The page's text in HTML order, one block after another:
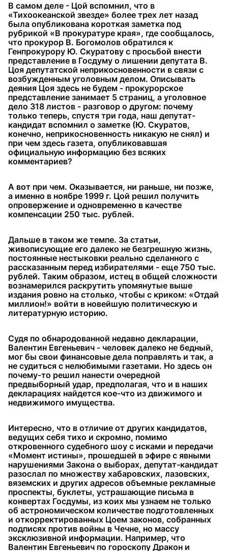
В самом деле - Цой вспомнил, что в
«Тихоокеанской звезде» более трех лет назад
была опубликована короткая заметка под
рубрикой «В прокуратуре края», где сообщалось,
что прокурор В. Богомолов обратился к
Генпрокурору Ю. Скуратову с просьбой внести
представление в Госдуму о лишении депутата В.
Цоя депутатской неприкосновенности в связи с
возбужденным уголовным делом. Описывать
деяния Цоя здесь не будем - прокурорское
представление занимает 5 страниц, а уголовное
дело 318 листов - разговор о другом: почему
только теперь, спустя три года, наш депутат-
кандидат вспомнил о заметке (Ю. Скуратов,
конечно, неприкосновенность никакую не снял) и
при чем здесь газета, опубликовавшая
официальную информацию без всяких
комментариев?
А вот при чем. Оказывается, ни раньше, ни позже,
а именно в ноябре 1999 г. Цой решил получить
опровержение и одновременно в качестве
компенсации 250 тыс. рублей.
Дальше в таком же темпе. За статьи,
живописующие его далеко не безгрешную жизнь,
постоянные нестыковки реально сделанного с
рассказанным перед избирателями - еще 750 тыс.
рублей. Таким образом, истец в общей сложности
вознамерился раскрутить упомянутые выше
издания ровно на столько, чтобы с криком: «Отдай
миллион!» войти в новейшую политическую и
литературную историю.
Судя по обнародованной недавно декларации,
Валентин Евгеньевич - человек далеко не бедный,
мог бы свои финансовые дела поправлять и так, а
не судиться с нелюбимыми газетами. Но здесь он
почему-то решил нанести очередной
предвыборный удар, предполагая, что и в наших
декларациях найдется кое-что из движимого и
недвижимого имущества.
Интересно, что в отличие от других кандидатов,
ведущих себя тихо и скромно, помимо
откровенного судебного шоу с исками и передачи
«Момент истины», прошедшей в эфире с явными
нарушениями Закона о выборах, депутат-кандидат
разослал по множеству хабаровских, лазовских,
вяземских и других адресов объемные рекламные
проспекты, буклеты, устрашающие письма в
конвертах Госдумы, из коих мы узнаем не только
об астрономическом количестве подготовленных
и откорректированных Цоем законов, собранных
подписях против войны в Чечне, но массу
эксклюзивной информации. Например, что
Валентин Евгеньевич по гороскопу Дракон и